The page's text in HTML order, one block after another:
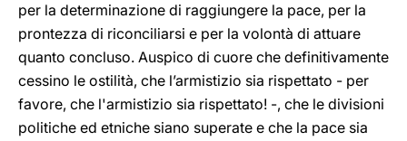
per la determinazione di raggiungere la pace, per la
prontezza di riconciliarsi e per la volontà di attuare
quanto concluso. Auspico di cuore che definitivamente
cessino le ostilità, che l’armistizio sia rispettato - per
favore, che l'armistizio sia rispettato! -, che le divisioni
politiche ed etniche siano superate e che la pace sia